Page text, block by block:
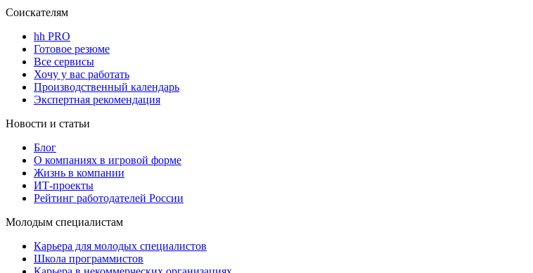
Соискателям
hh PRO
Готовое резюме
Все сервисы
Хочу у вас работать
Производственный календарь
Экспертная рекомендация
Новости и статьи
Блог
О компаниях в игровой форме
Жизнь в компании
ИТ-проекты
Рейтинг работодателей России
Молодым специалистам
Карьера для молодых специалистов
Школа программистов